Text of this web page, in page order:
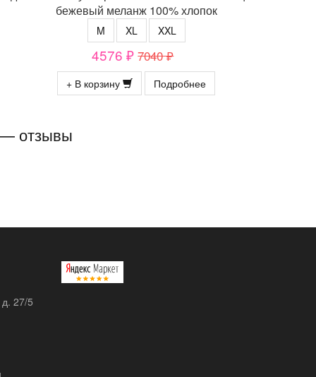
бежевый меланж 100% хлопок
M XL XXL
4576 ₽ 7040 ₽
+ В корзину Подробнее
— отзывы
27/5